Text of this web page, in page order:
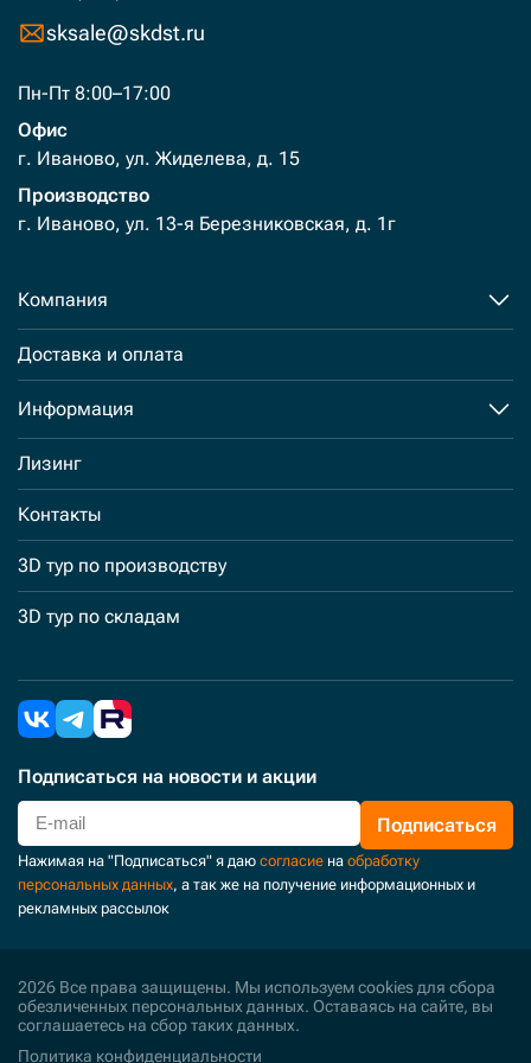
sksale@skdst.ru
Пн-Пт 8:00–17:00
Офис
г. Иваново, ул. Жиделева, д. 15
Производство
г. Иваново, ул. 13-я Березниковская, д. 1г
Компания
Доставка и оплата
Информация
Лизинг
Контакты
3D тур по производству
3D тур по складам
Подписаться на новости и акции
Подписаться
Нажимая на "Подписаться" я даю согласие на обработку
персональных данных, а так же на получение информационных и
рекламных рассылок
2026 Все права защищены. Мы используем cookies для сбора
обезличенных персональных данных. Оставаясь на сайте, вы
соглашаетесь на сбор таких данных.
Политика конфиденциальности